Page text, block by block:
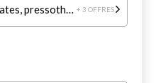
Le Pack Prestige - Pilates, pressothérapie et massage + 3 OFFRES